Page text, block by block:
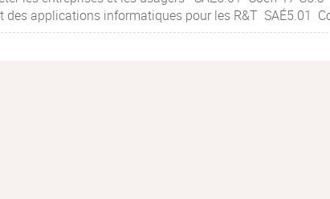
des applications informatiques pour les R&T SAÉ5.01